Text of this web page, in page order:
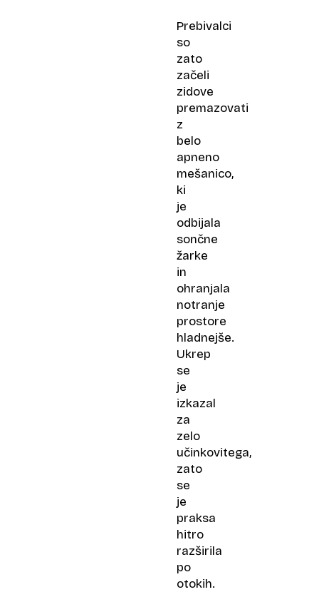
Prebivalci
so
zato
začeli
zidove
premazovati
z
belo
apneno
mešanico,
ki
je
odbijala
sončne
žarke
in
ohranjala
notranje
prostore
hladnejše.
Ukrep
se
je
izkazal
za
zelo
učinkovitega,
zato
se
je
praksa
hitro
razširila
po
otokih.